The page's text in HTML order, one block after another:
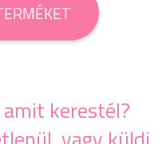
kerestél?